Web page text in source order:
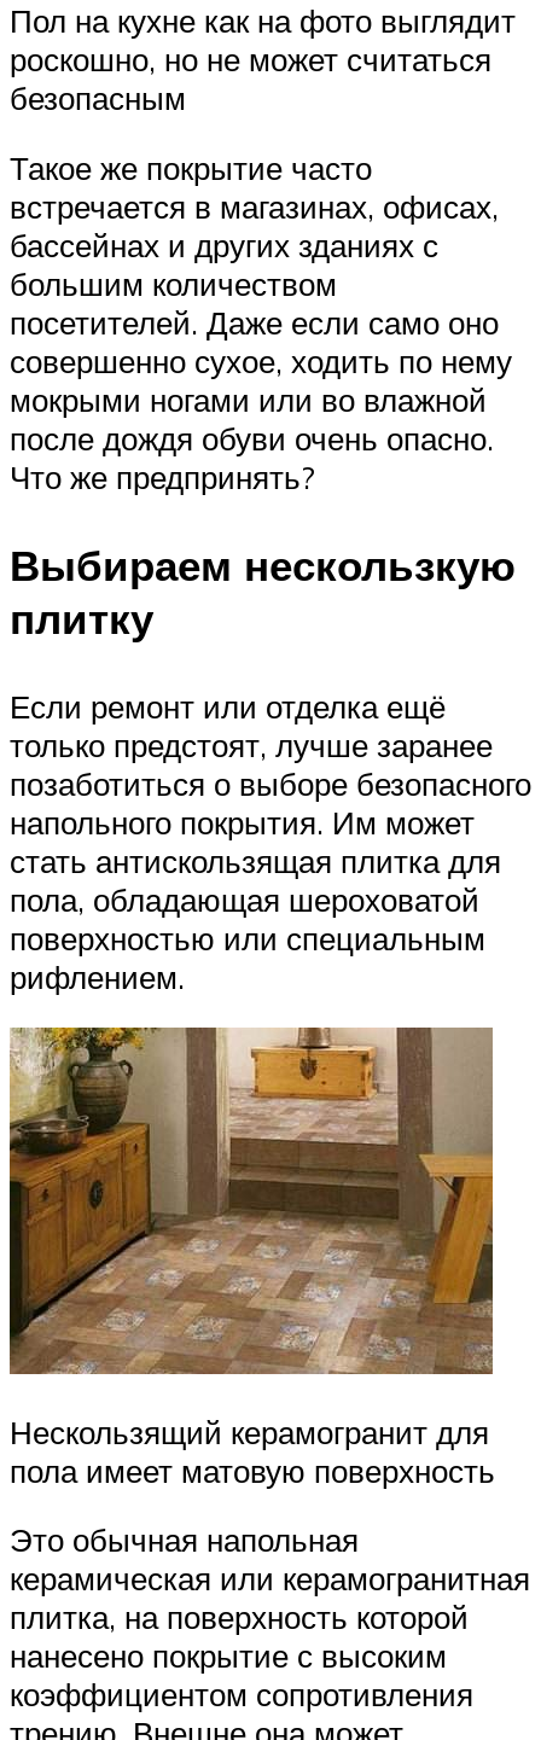
Пол на кухне как на фото выглядит
роскошно, но не может считаться
безопасным
Такое же покрытие часто
встречается в магазинах, офисах,
бассейнах и других зданиях с
большим количеством
посетителей. Даже если само оно
совершенно сухое, ходить по нему
мокрыми ногами или во влажной
после дождя обуви очень опасно.
Что же предпринять?
Выбираем нескользкую
плитку
Если ремонт или отделка ещё
только предстоят, лучше заранее
позаботиться о выборе безопасного
напольного покрытия. Им может
стать антискользящая плитка для
пола, обладающая шероховатой
поверхностью или специальным
рифлением.
Нескользящий керамогранит для
пола имеет матовую поверхность
Это обычная напольная
керамическая или керамогранитная
плитка, на поверхность которой
нанесено покрытие с высоким
коэффициентом сопротивления